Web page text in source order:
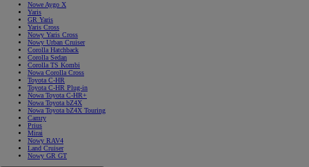
Nowe Aygo X
Yaris
GR Yaris
Yaris Cross
Nowy Yaris Cross
Nowy Urban Cruiser
Corolla Hatchback
Corolla Sedan
Corolla TS Kombi
Nowa Corolla Cross
Toyota C-HR
Toyota C-HR Plug-in
Nowa Toyota C-HR+
Nowa Toyota bZ4X
Nowa Toyota bZ4X Touring
Camry
Prius
Mirai
Nowy RAV4
Land Cruiser
Nowy GR GT